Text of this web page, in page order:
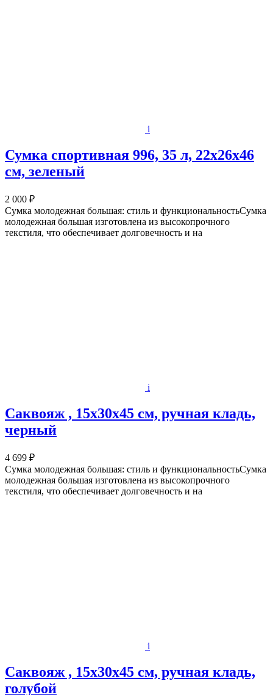
i
Сумка спортивная 996, 35 л, 22х26х46
см, зеленый
2 000 ₽
Сумка молодежная большая: стиль и функциональностьСумка
молодежная большая изготовлена из высокопрочного
текстиля, что обеспечивает долговечность и на
i
Саквояж , 15х30х45 см, ручная кладь,
черный
4 699 ₽
Сумка молодежная большая: стиль и функциональностьСумка
молодежная большая изготовлена из высокопрочного
текстиля, что обеспечивает долговечность и на
i
Саквояж , 15х30х45 см, ручная кладь,
голубой